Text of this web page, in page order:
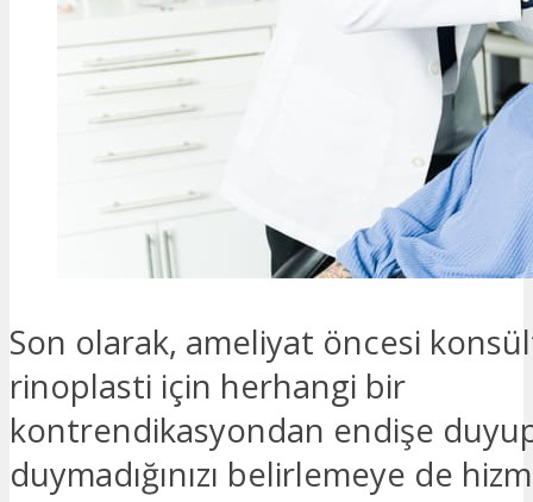
Son olarak, ameliyat öncesi
rinoplasti için herhangi bir
kontrendikasyondan endişe
duymadığınızı belirlemeye de